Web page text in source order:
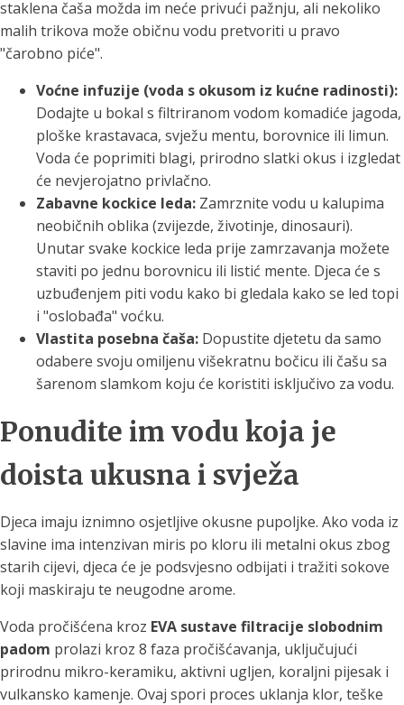
staklena čaša možda im neće privući pažnju, ali nekoliko
malih trikova može običnu vodu pretvoriti u pravo
"čarobno piće".
Voćne infuzije (voda s okusom iz kućne radinosti):
Dodajte u bokal s filtriranom vodom komadiće jagoda,
ploške krastavaca, svježu mentu, borovnice ili limun.
Voda će poprimiti blagi, prirodno slatki okus i izgledat
će nevjerojatno privlačno.
Zabavne kockice leda: Zamrznite vodu u kalupima
neobičnih oblika (zvijezde, životinje, dinosauri).
Unutar svake kockice leda prije zamrzavanja možete
staviti po jednu borovnicu ili listić mente. Djeca će s
uzbuđenjem piti vodu kako bi gledala kako se led topi
i "oslobađa" voćku.
Vlastita posebna čaša: Dopustite djetetu da samo
odabere svoju omiljenu višekratnu bočicu ili čašu sa
šarenom slamkom koju će koristiti isključivo za vodu.
Ponudite im vodu koja je
doista ukusna i svježa
Djeca imaju iznimno osjetljive okusne pupoljke. Ako voda iz
slavine ima intenzivan miris po kloru ili metalni okus zbog
starih cijevi, djeca će je podsvjesno odbijati i tražiti sokove
koji maskiraju te neugodne arome.
Voda pročišćena kroz EVA sustave filtracije slobodnim
padom prolazi kroz 8 faza pročišćavanja, uključujući
prirodnu mikro-keramiku, aktivni ugljen, koraljni pijesak i
vulkansko kamenje. Ovaj spori proces uklanja klor, teške